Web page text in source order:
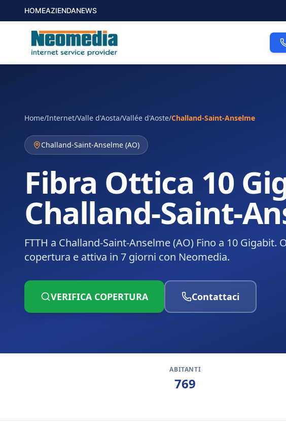
HOMEAZIENDANEWS
Home/Internet/Valle d'Aosta/Vallée d'Aoste/Challand-Saint-Anselme
Challand-Saint-Anselme (AO)
Fibra Ottica 10
Challand-Saint-
FTTH a Challand-Saint-Anselme (AO) Fino a 10 Gigabit.
copertura e attiva in 7 giorni con Neomedia.
VERIFICA COPERTURA Contattaci
ABITANTI
769